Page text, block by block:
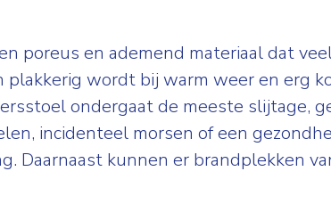
poreus en ademend materiaal dat
wordt bij warm weer en erg
ondergaat de meeste slijtage,
incidenteel morsen of een
Daarnaast kunnen er brandplekken